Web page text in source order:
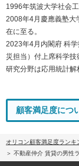
1996年筑波大学社会
2008年4月慶應義塾大
在に至る。
2023年4月内閣府 科
災担当）付上席科学技
研究分野は応用統計解
顧客満足度につ
オリコン顧客満足度ランキ
不動産仲介 賃貸の男性